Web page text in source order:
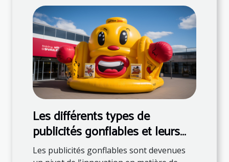
Les différents types de
publicités gonflables et leurs
utilisations
Les publicités gonflables sont devenues